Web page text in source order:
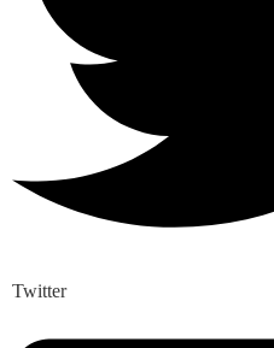
Twitter